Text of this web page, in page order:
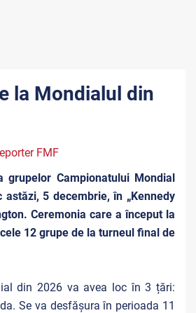
la Mondialul din
FMF
grupelor Campionatului Mondial
5 decembrie, în „Kennedy
Ceremonia care a început la
12 grupe de la turneul final de
din 2026 va avea loc în 3 țări:
Se va desfășura în perioada 11